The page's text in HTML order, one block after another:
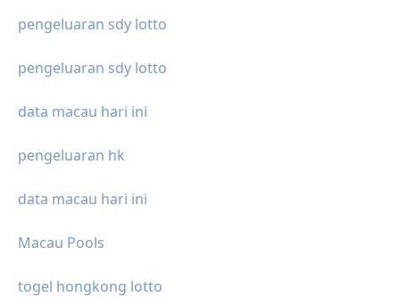
pengeluaran sdy lotto
pengeluaran sdy lotto
data macau hari ini
pengeluaran hk
data macau hari ini
Macau Pools
togel hongkong lotto